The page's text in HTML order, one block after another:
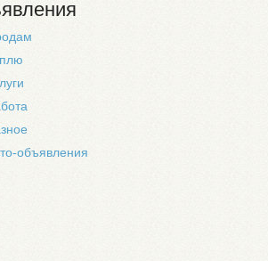
объявления